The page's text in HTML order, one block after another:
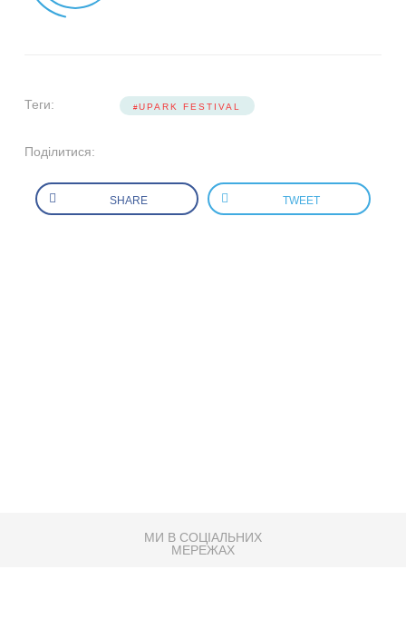
Теги: UPARK FESTIVAL
Поділитися:
SHARE TWEET
МИ В СОЦІАЛЬНИХ
МЕРЕЖАХ